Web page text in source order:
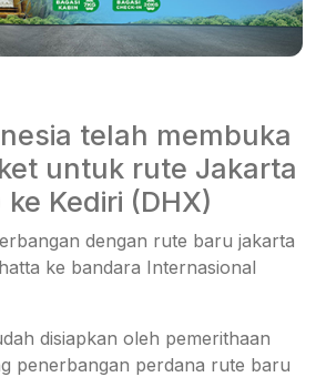
telah membuka
untuk rute Jakarta
ke Kediri (DHX)
dengan rute baru jakarta
ke bandara Internasional
disiapkan oleh pemerithaan
penerbangan perdana rute baru